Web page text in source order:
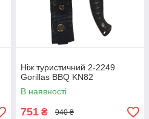
Ніж туристичний 2-2249
Gorillas BBQ KN82
В наявності
751 ₴ 940 ₴